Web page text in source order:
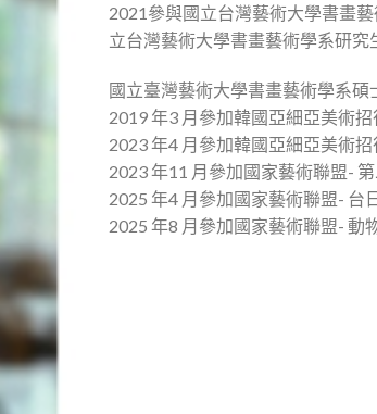
2021參與國立台灣藝術大學書畫
立台灣藝術大學書畫藝術學系研
國立臺灣藝術大學書畫藝術學系碩
2019 年3 月參加韓國亞細亞美術招
2023 年4 月參加韓國亞細亞美術招
2023 年11 月參加國家藝術聯盟-
2025 年4 月參加國家藝術聯盟- 台
2025 年8 月參加國家藝術聯盟- 動